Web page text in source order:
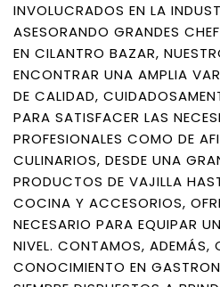
INVOLUCRADOS EN LA
ASESORANDO GRANDES
EN CILANTRO BAZAR,
ENCONTRAR UNA AMPLIA
DE CALIDAD,
PARA SATISFACER LAS
PROFESIONALES COMO DE
CULINARIOS, DESDE UNA
PRODUCTOS DE VAJILLA
COCINA Y ACCESORIOS,
NECESARIO PARA EQUIPAR
NIVEL. CONTAMOS, ADEMÁS,
CONOCIMIENTO EN